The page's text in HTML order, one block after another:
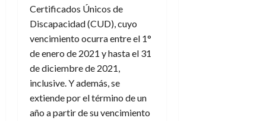
Certificados Únicos de
Discapacidad (CUD), cuyo
vencimiento ocurra entre el 1°
de enero de 2021 y hasta el 31
de diciembre de 2021,
inclusive. Y además, se
extiende por el término de un
año a partir de su vencimiento